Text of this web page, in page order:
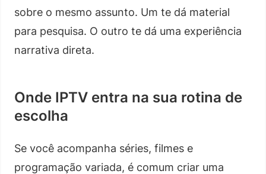
sobre o mesmo assunto. Um te dá material
para pesquisa. O outro te dá uma experiência
narrativa direta.
Onde IPTV entra na sua rotina de
escolha
Se você acompanha séries, filmes e
programação variada, é comum criar uma